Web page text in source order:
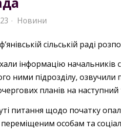
· Новини
сільській раді
інформацію
ними підрозділу,
планів на
питання щодо початку
особам та